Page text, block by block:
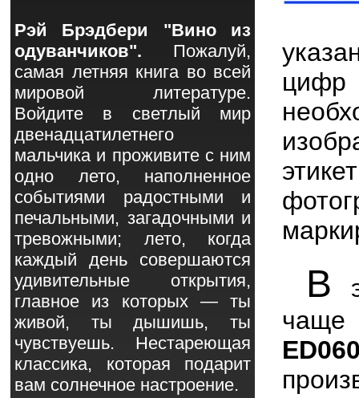
цифр
В
чаще
Рэй Брэдбери "Вино из
одуванчиков". Пожалуй,
самая летняя книга во всей
мировой литературе.
Войдите в светлый мир
двенадцатилетнего
мальчика и проживите с ним
одно лето, наполненное
событиями радостными и
печальными, загадочными и
тревожными; лето, когда
каждый день совершаются
удивительные открытия,
главное из которых — ты
живой, ты дышишь, ты
чувствуешь. Нестареющая
классика, которая подарит
вам солнечное настроение.